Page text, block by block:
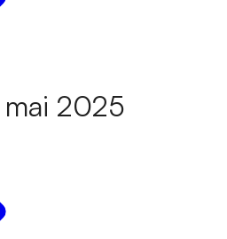
2025